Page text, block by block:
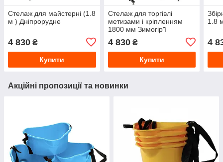
Стелаж для майстерні (1.8
м ) Дніпрорудне
4 830 ₴
Купити
Стелаж для торгівлі
метизами і кріпленням
1800 мм Зимогір'ї
4 830₴
Купити
1.8
4
Акційні пропозиції та новинки